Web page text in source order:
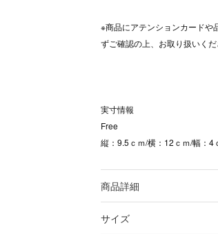
※商品にアテンションカードや
ずご確認の上、お取り扱いくだ
実寸情報
Free
縦：9.5ｃｍ/横：12ｃｍ/幅：4
商品詳細
サイズ